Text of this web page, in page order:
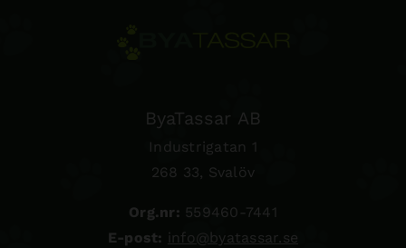
ByaTassar AB
Industrigatan 1
268 33, Svalöv
Org.nr: 559460-7441
E-post: info@byatassar.se